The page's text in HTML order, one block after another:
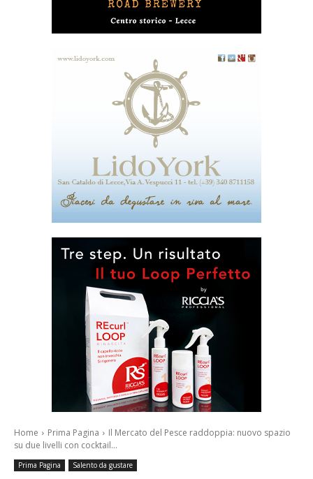
Home Prima Pagina
Il Mercato del Pesce raddoppia: nuovo spazio
su due livelli con cocktail...
Prima Pagina Salento da gustare